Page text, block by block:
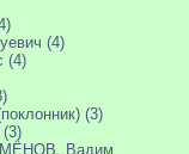
(4)
(4)
(3)
Вадим